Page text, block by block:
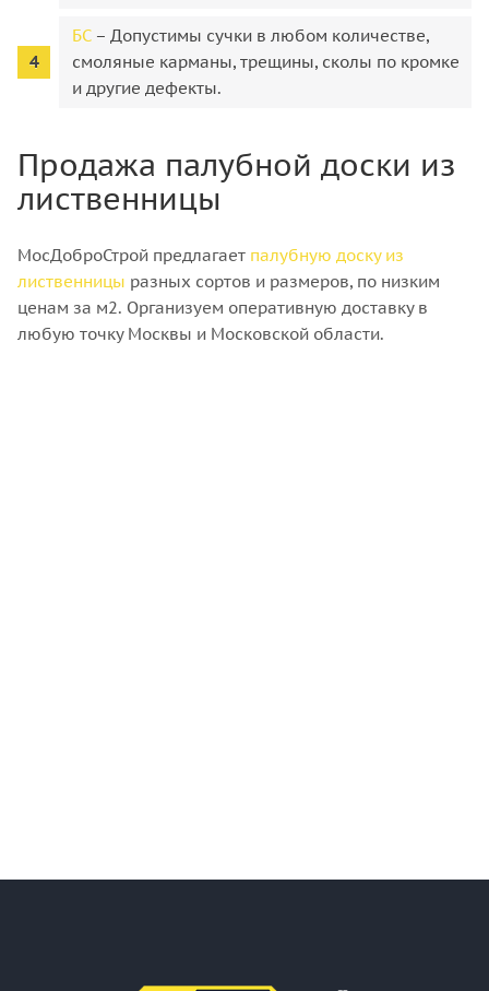
БС– Допустимы сучки в любом количестве,
смоляные карманы, трещины, сколы по кромке
и другие дефекты.
Продажа палубной доски из
лиственницы
МосДоброСтрой предлагает палубную доску из
лиственницы разных сортов и размеров, по низким
ценам за м2. Организуем оперативную доставку в
любую точку Москвы и Московской области.